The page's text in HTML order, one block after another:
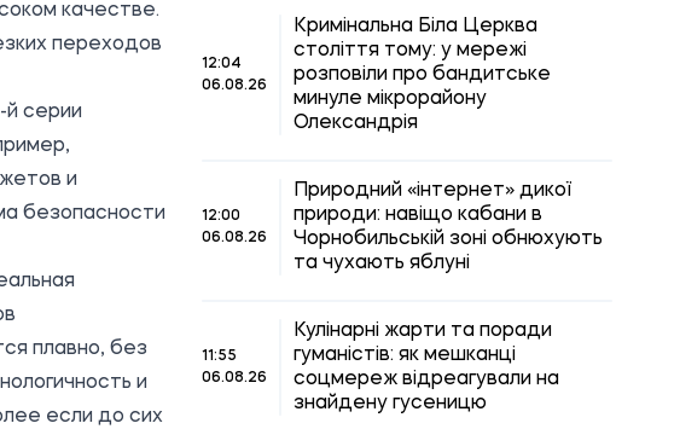
качестве.
переходов
й серии
и
безопасности
плавно, без
и
если до сих
12:04
06.08.26
Кримінальна Біла Церква
століття тому: у мережі
розповіли про бандитське
минуле мікрорайону
Олександрія
12:00
06.08.26
Природний «інтернет» дикої
природи: навіщо кабани в
Чорнобильській зоні обнюхують
та чухають яблуні
11:55
06.08.26
Кулінарні жарти та поради
гуманістів: як мешканці
соцмереж відреагували на
знайдену гусеницю